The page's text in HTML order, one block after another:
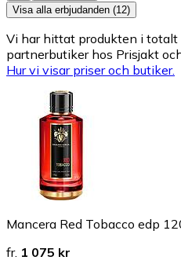
Visa alla erbjudanden (12)
Vi har hittat produkten i totalt
partnerbutiker hos Prisjakt
Hur vi visar priser och butiker.
Mancera Red Tobacco edp
fr. 1 075 kr